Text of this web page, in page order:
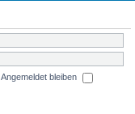
Angemeldet bleiben